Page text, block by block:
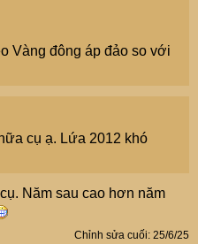
Vàng đông áp đảo so với
cụ ạ. Lứa 2012 khó
Năm sau cao hơn năm
Chỉnh sửa cuối: 25/6/25